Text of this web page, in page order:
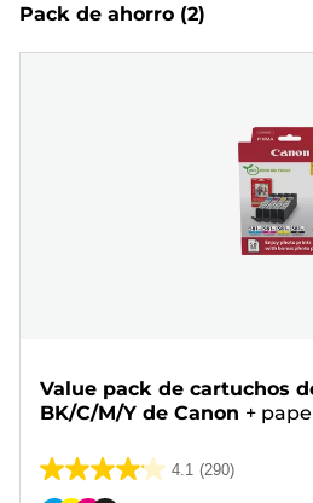
Pack de ahorro (2)
Value pack de cartuchos
BK/C/M/Y de Canon +
4.1 (290)
4.1